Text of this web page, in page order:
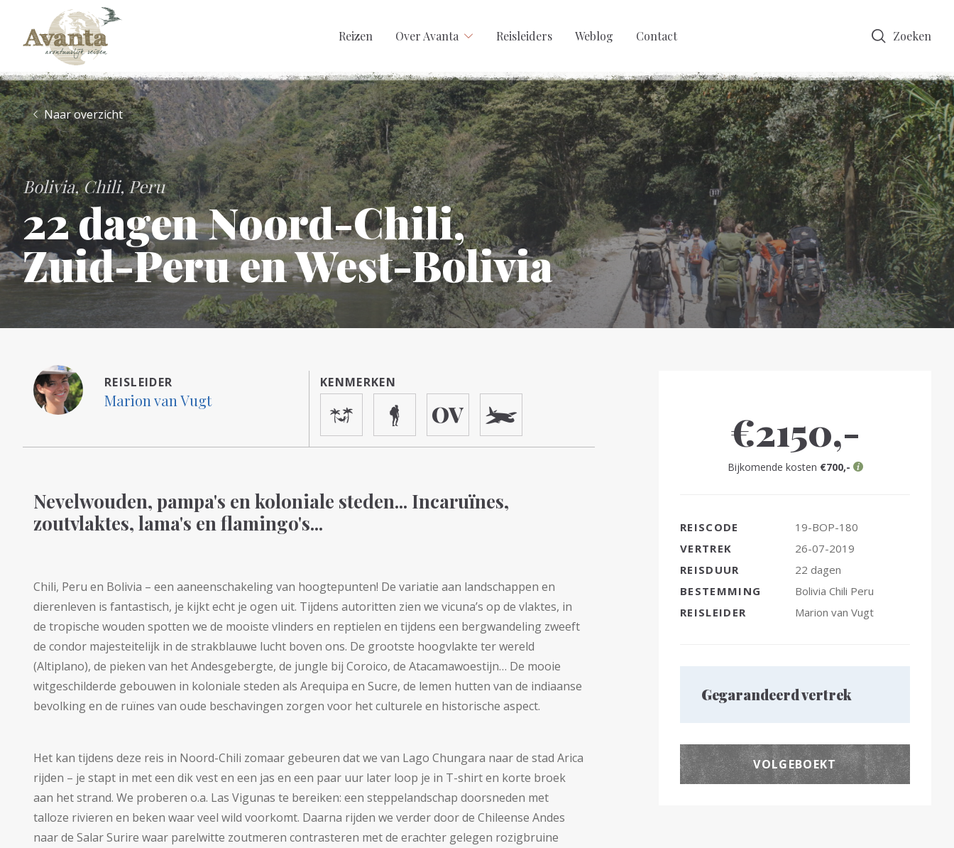
Reizen Over Avanta Reisleiders Weblog Contact Zoeken
Naar overzicht
Bolivia Chili Peru
22 dagen Noord-Chili,
Zuid-Peru en West-Bolivia
REISLEIDER
Marion van Vugt
KENMERKEN
Nevelwouden, pampa's en koloniale steden... Incaruïnes,
zoutvlaktes, lama's en flamingo's...
Chili, Peru en Bolivia – een aaneenschakeling van hoogtepunten! De variatie aan landschappen en
dierenleven is fantastisch, je kijkt echt je ogen uit. Tijdens autoritten zien we vicuna’s op de vlaktes, in
de tropische wouden spotten we de mooiste vlinders en reptielen en tijdens een bergwandeling zweeft
de condor majesteitelijk in de strakblauwe lucht boven ons. De grootste hoogvlakte ter wereld
(Altiplano), de pieken van het Andesgebergte, de jungle bij Coroico, de Atacamawoestijn… De mooie
witgeschilderde gebouwen in koloniale steden als Arequipa en Sucre, de lemen hutten van de indiaanse
bevolking en de ruïnes van oude beschavingen zorgen voor het culturele en historische aspect.
Het kan tijdens deze reis in Noord-Chili zomaar gebeuren dat we van Lago Chungara naar de stad Arica
rijden – je stapt in met een dik vest en een jas en een paar uur later loop je in T-shirt en korte broek
aan het strand. We proberen o.a. Las Vigunas te bereiken: een steppelandschap doorsneden met
talloze rivieren en beken waar veel wild voorkomt. Daarna rijden we verder door de Chileense Andes
naar de Salar Surire waar parelwitte zoutmeren contrasteren met de erachter gelegen rozigbruine
€2150,-
Bijkomende kosten €700,-
REISCODE
19-BOP-180
VERTREK
26-07-2019
REISDUUR
22 dagen
BESTEMMING
Bolivia Chili Peru
REISLEIDER
Marion van Vugt
Gegarandeerd vertrek
VOLGEBOEKT